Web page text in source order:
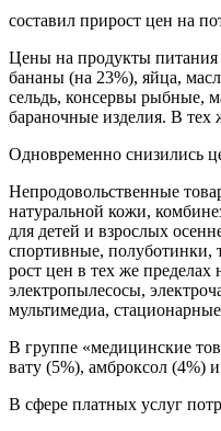
составил прирост цен на
Цены на продукты питания
бананы (на 23%), яйца,
сельдь, консервы рыбные,
бараночные изделия. В тех
Одновременно снизились
Непродовольственные
натуральной кожи,
для детей и взрослых
спортивные, полуботинки,
рост цен в тех же
электропылесосы,
мультимедиа,
В группе «медицинские
вату (5%), амброксол (4%)
В сфере платных услуг